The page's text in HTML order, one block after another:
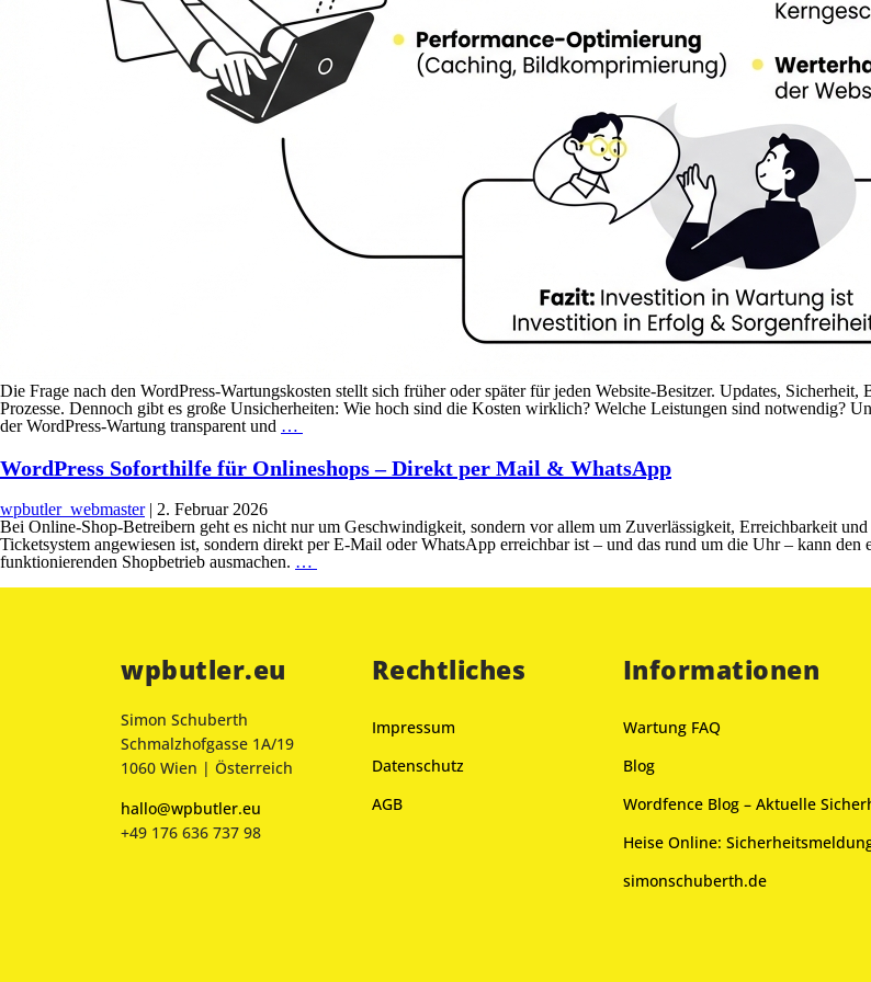
Die Frage nach den WordPress-Wartungskosten stellt sich früher oder später für jeden Website-Besitzer. Updates,
Prozesse. Dennoch gibt es große Unsicherheiten: Wie hoch sind die Kosten wirklich? Welche Leistungen sind notwendig?
der WordPress-Wartung transparent und …
WordPress Soforthilfe für Onlineshops – Direkt per Mail & WhatsApp
wpbutler_webmaster | 2. Februar 2026
Bei Online-Shop-Betreibern geht es nicht nur um Geschwindigkeit, sondern vor allem um Zuverlässigkeit, Erreichbarkeit
Ticketsystem angewiesen ist, sondern direkt per E-Mail oder WhatsApp erreichbar ist – und das rund um die Uhr – kann
funktionierenden Shopbetrieb ausmachen. …
wpbutler.eu
Simon Schuberth
Schmalzhofgasse 1A/19
1060 Wien | Österreich
hallo@wpbutler.eu
+49 176 636 737 98
Rechtliches
Impressum
Datenschutz
AGB
Informationen
Wartung FAQ
Blog
Wordfence Blog – Aktuelle
Heise Online:
simonschuberth.de